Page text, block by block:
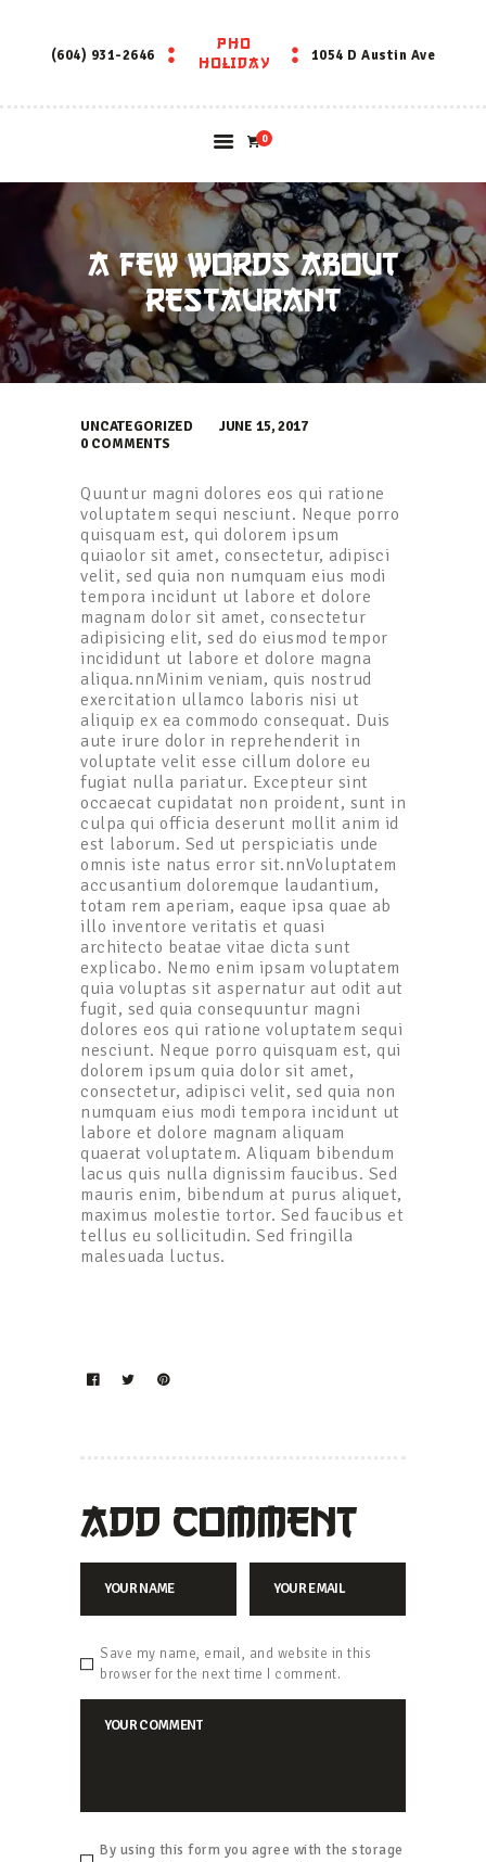
(604) 931-2646
PHO
HOLIDAY
1054 D Austin Ave
0
A FEW WORDS ABOUT
RESTAURANT
PHO HOLIDAY
UNCATEGORIZED
JUNE 15, 2017
0 COMMENTS
Quuntur magni dolores eos qui ratione
voluptatem sequi nesciunt. Neque porro
quisquam est, qui dolorem ipsum
quiaolor sit amet, consectetur, adipisci
velit, sed quia non numquam eius modi
tempora incidunt ut labore et dolore
magnam dolor sit amet, consectetur
adipisicing elit, sed do eiusmod tempor
incididunt ut labore et dolore magna
aliqua.nnMinim veniam, quis nostrud
exercitation ullamco laboris nisi ut
aliquip ex ea commodo consequat. Duis
aute irure dolor in reprehenderit in
voluptate velit esse cillum dolore eu
fugiat nulla pariatur. Excepteur sint
occaecat cupidatat non proident, sunt in
culpa qui officia deserunt mollit anim id
est laborum. Sed ut perspiciatis unde
omnis iste natus error sit.nnVoluptatem
accusantium doloremque laudantium,
totam rem aperiam, eaque ipsa quae ab
illo inventore veritatis et quasi
architecto beatae vitae dicta sunt
explicabo. Nemo enim ipsam voluptatem
quia voluptas sit aspernatur aut odit aut
fugit, sed quia consequuntur magni
dolores eos qui ratione voluptatem sequi
nesciunt. Neque porro quisquam est, qui
dolorem ipsum quia dolor sit amet,
consectetur, adipisci velit, sed quia non
numquam eius modi tempora incidunt ut
labore et dolore magnam aliquam
quaerat voluptatem. Aliquam bibendum
lacus quis nulla dignissim faucibus. Sed
mauris enim, bibendum at purus aliquet,
maximus molestie tortor. Sed faucibus et
tellus eu sollicitudin. Sed fringilla
malesuada luctus.
ADD COMMENT
Save my name, email, and website in this
browser for the next time I comment.
By using this form you agree with the storage